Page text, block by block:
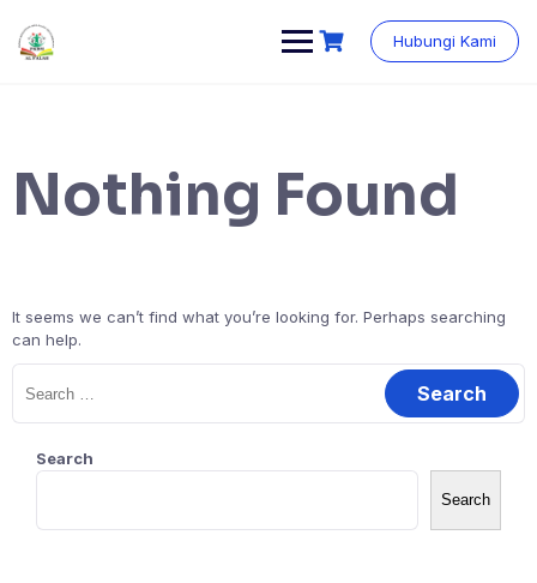
content
Hubungi Kami
Nothing Found
It seems we can’t find what you’re looking for. Perhaps searching
can help.
Search
for:
Search
Search